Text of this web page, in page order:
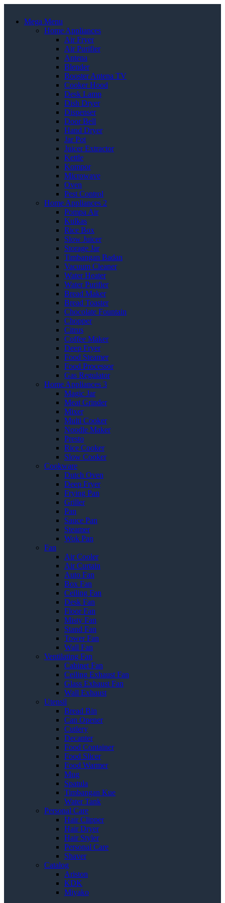
Mega Menu
Home Appliances
Air Fryer
Air Purifier
Antena
Blender
Booster Antena TV
Cooker Hood
Desk Lamp
Dish Dryer
Dispenser
Door Bell
Hand Dryer
Jar Pot
Juicer Extractor
Kettle
Kompor
Microwave
Oven
Pest Control
Home Appliances 2
Pompa Air
Kulkas
Rice Box
Slow Juicer
Storage Jar
Timbangan Badan
Vacuum Cleaner
Water Heater
Water Purifier
Bread Maker
Bread Toaster
Chocolate Fountain
Chopper
Citrus
Coffee Maker
Deep Fryer
Food Steamer
Food Processor
Gas Regulator
Home Appliances 3
Magic Jar
Meat Grinder
Mixer
Multi Cooker
Noodle Maker
Presto
Rice Cooker
Slow Cooker
Cookware
Dutch Oven
Deep Fryer
Frying Pan
Griller
Pan
Sauce Pan
Steamer
Wok Pan
Fan
Air Cooler
Air Curtain
Auto Fan
Box Fan
Ceiling Fan
Desk Fan
Floor Fan
Misty Fan
Stand Fan
Tower Fan
Wall Fan
Ventilating Fan
Cabinet Fan
Ceiling Exhaust Fan
Glass Exhaust Fan
Wall Exhaust
Utensil
Bread Bin
Can Opener
Cutlery
Decanter
Food Container
Food Slicer
Food Warmer
Mug
Spatula
Timbangan Kue
Water Tank
Personal Care
Hair Clipper
Hair Dryer
Hair Styler
Personal Care
Shaver
Catalog
Ariston
KDK
Miyako